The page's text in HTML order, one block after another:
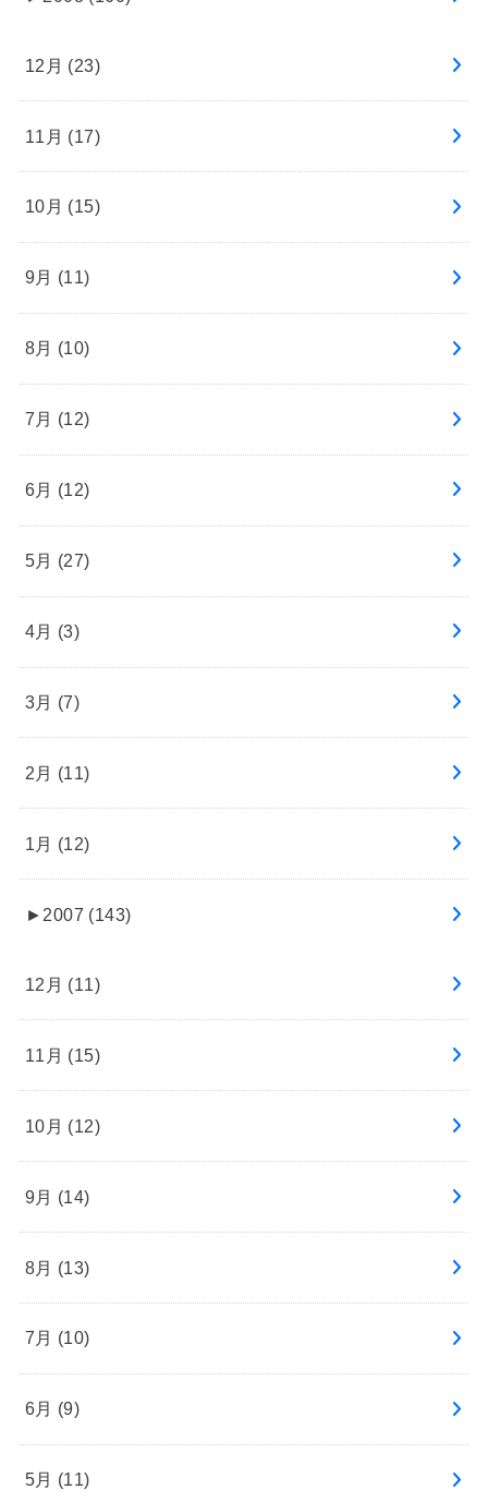
12月 (23)
11月 (17)
10月 (15)
9月 (11)
8月 (10)
7月 (12)
6月 (12)
5月 (27)
4月 (3)
3月 (7)
2月 (11)
1月 (12)
► 2007 (143)
12月 (11)
11月 (15)
10月 (12)
9月 (14)
8月 (13)
7月 (10)
6月 (9)
5月 (11)